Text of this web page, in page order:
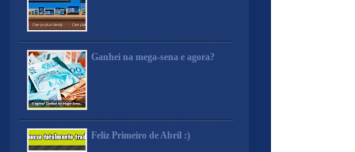
Ganhei na mega-sena e agora?
Feliz Primeiro de Abril :)